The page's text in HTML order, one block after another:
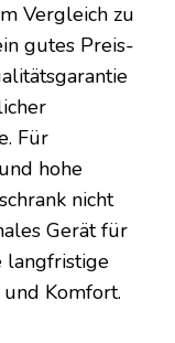
Vergleich zu
gutes Preis-
Für
hohe
nicht
Gerät für
langfristige
Komfort.